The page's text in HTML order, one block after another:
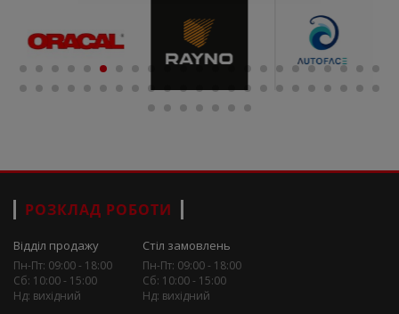
РОЗКЛАД РОБОТИ
Відділ продажу
Пн-Пт: 09:00 - 18:00
Сб: 10:00 - 15:00
Нд: вихідний
Стіл замовлень
Пн-Пт: 09:00 - 18:00
Сб: 10:00 - 15:00
Нд: вихідний